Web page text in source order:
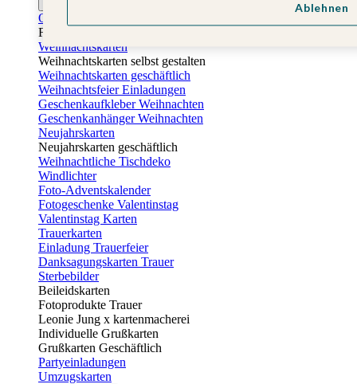
Osterkarten
Fotogeschenke zu Ostern
Weihnachtskarten
Weihnachtskarten selbst gestalten
Weihnachtskarten geschäftlich
Weihnachtsfeier Einladungen
Geschenkaufkleber Weihnachten
Geschenkanhänger Weihnachten
Neujahrskarten
Neujahrskarten geschäftlich
Weihnachtliche Tischdeko
Windlichter
Foto-Adventskalender
Fotogeschenke Valentinstag
Valentinstag Karten
Trauerkarten
Einladung Trauerfeier
Danksagungskarten Trauer
Sterbebilder
Beileidskarten
Fotoprodukte Trauer
Leonie Jung x kartenmacherei
Individuelle Grußkarten
Grußkarten Geschäftlich
Partyeinladungen
Umzugskarten
Ablehnen